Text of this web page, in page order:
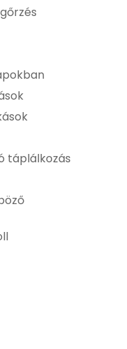
táplálkozás